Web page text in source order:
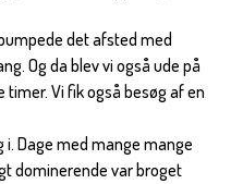
det afsted med
Og da blev vi også ude på
Vi fik også besøg af en
Dage med mange mange
dominerende var broget